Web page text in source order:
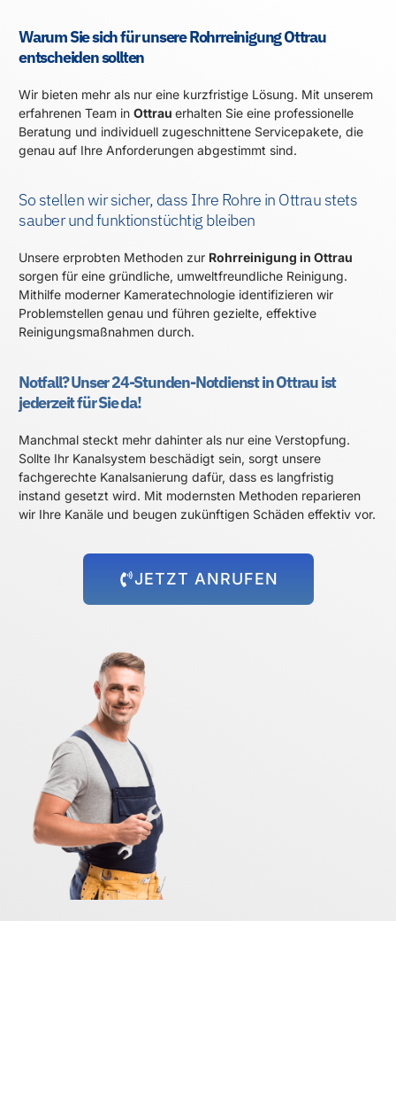
Warum Sie sich für unsere Rohrreinigung Ottrau
entscheiden sollten
Wir bieten mehr als nur eine kurzfristige Lösung. Mit unserem
erfahrenen Team in Ottrau erhalten Sie eine professionelle
Beratung und individuell zugeschnittene Servicepakete, die
genau auf Ihre Anforderungen abgestimmt sind.
So stellen wir sicher, dass Ihre Rohre in Ottrau stets
sauber und funktionstüchtig bleiben
Unsere erprobten Methoden zur Rohrreinigung in Ottrau
sorgen für eine gründliche, umweltfreundliche Reinigung.
Mithilfe moderner Kameratechnologie identifizieren wir
Problemstellen genau und führen gezielte, effektive
Reinigungsmaßnahmen durch.
Notfall? Unser 24-Stunden-Notdienst in Ottrau ist
jederzeit für Sie da!
Manchmal steckt mehr dahinter als nur eine Verstopfung.
Sollte Ihr Kanalsystem beschädigt sein, sorgt unsere
fachgerechte Kanalsanierung dafür, dass es langfristig
instand gesetzt wird. Mit modernsten Methoden reparieren
wir Ihre Kanäle und beugen zukünftigen Schäden effektiv vor.
JETZT ANRUFEN